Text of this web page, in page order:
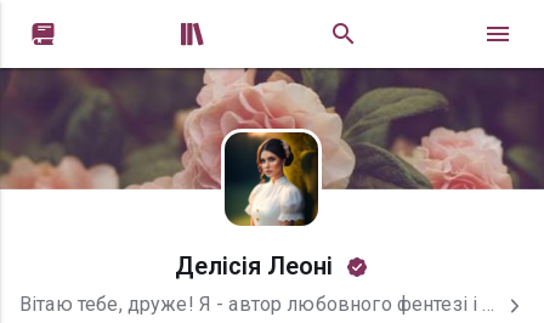
 
Делісія Леоні
Вітаю тебе, друже! Я - автор любовного фентезі і запрошую тебе поринути у світ кохання, магії та детективів) Дякую всім за підтримку та за вашу дружбу!)